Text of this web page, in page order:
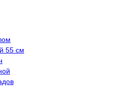
55 см